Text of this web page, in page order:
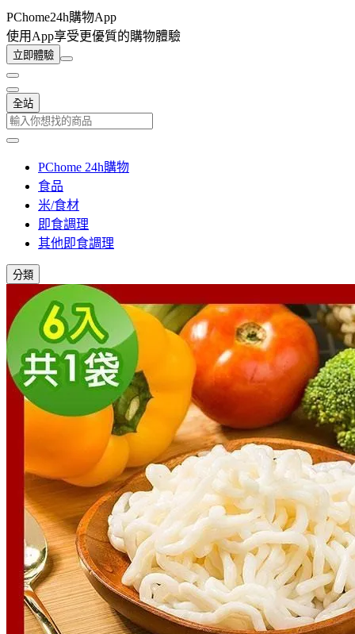
PChome24h購物App
使用App享受更優質的購物體驗
立即體驗
全站
PChome 24h購物
食品
米/食材
即食調理
其他即食調理
分類